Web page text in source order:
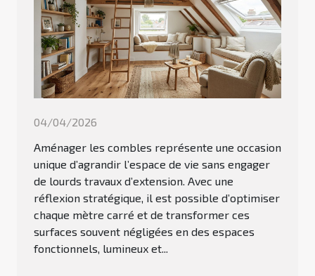
04/04/2026
Aménager les combles représente une occasion
unique d’agrandir l’espace de vie sans engager
de lourds travaux d’extension. Avec une
réflexion stratégique, il est possible d’optimiser
chaque mètre carré et de transformer ces
surfaces souvent négligées en des espaces
fonctionnels, lumineux et...